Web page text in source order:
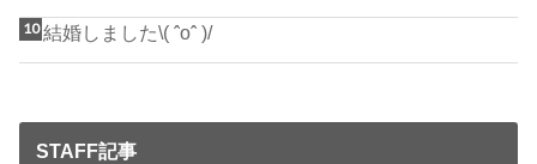
結婚しました\( ˆoˆ )/
STAFF記事